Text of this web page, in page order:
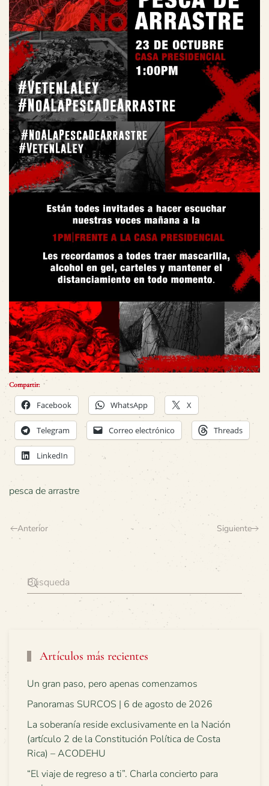
Compartir:
Facebook WhatsApp X
Telegram Correo electrónico Threads
LinkedIn
pesca de arrastre
Anterior Siguiente
Artículos más recientes
Un gran paso, pero apenas comenzamos
Panoramas SURCOS | 6 de agosto de 2026
La soberanía reside exclusivamente en la Nación
(artículo 2 de la Constitución Política de Costa
Rica) – ACODEHU
“El viaje de regreso a ti”. Charla concierto para